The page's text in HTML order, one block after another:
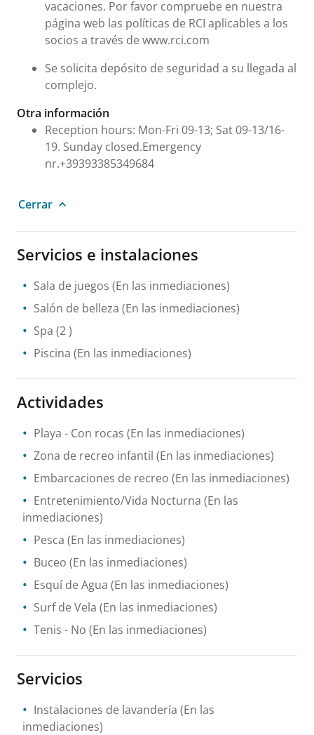
vacaciones. Por favor compruebe en nuestra
página web las políticas de RCI aplicables a los
socios a través de www.rci.com
Se solicita depósito de seguridad a su llegada al
complejo.
Otra información
Reception hours: Mon-Fri 09-13; Sat 09-13/16-
19. Sunday closed.Emergency
nr.+39393385349684
Cerrar
Servicios e instalaciones
Sala de juegos (En las inmediaciones)
Salón de belleza (En las inmediaciones)
Spa (2 )
Piscina (En las inmediaciones)
Actividades
Playa - Con rocas (En las inmediaciones)
Zona de recreo infantil (En las inmediaciones)
Embarcaciones de recreo (En las inmediaciones)
Entretenimiento/Vida Nocturna (En las
inmediaciones)
Pesca (En las inmediaciones)
Buceo (En las inmediaciones)
Esquí de Agua (En las inmediaciones)
Surf de Vela (En las inmediaciones)
Tenis - No (En las inmediaciones)
Servicios
Instalaciones de lavandería (En las
inmediaciones)